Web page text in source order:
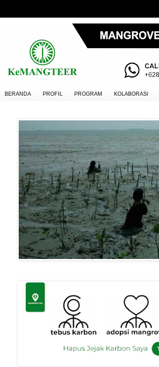
BERANDA PROFIL PROGRAM KOLABORASI